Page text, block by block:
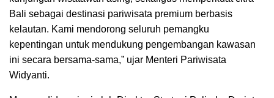
Bali sebagai destinasi pariwisata premium berbasis
kelautan. Kami mendorong seluruh pemangku
kepentingan untuk mendukung pengembangan kawasan
ini secara bersama-sama,” ujar Menteri Pariwisata
Widyanti.